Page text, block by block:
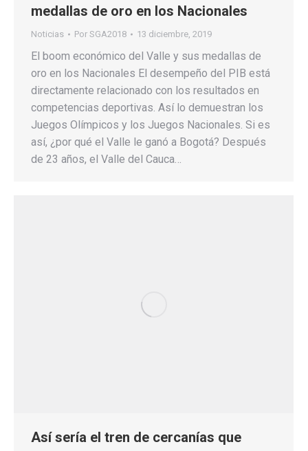
medallas de oro en los Nacionales
Noticias Por SGA2018 13 diciembre, 2019
El boom económico del Valle y sus medallas de
oro en los Nacionales El desempeño del PIB está
directamente relacionado con los resultados en
competencias deportivas. Así lo demuestran los
Juegos Olímpicos y los Juegos Nacionales. Si es
así, ¿por qué el Valle le ganó a Bogotá? Después
de 23 años, el Valle del Cauca…
Así sería el tren de cercanías que